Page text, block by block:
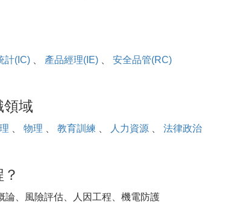
計(IC) 、 產品經理(IE) 、 安全品管(RC)
領域
、 物理 、 教育訓練 、 人力資源 、 法律政治
論、風險評估、人因工程、機電防護